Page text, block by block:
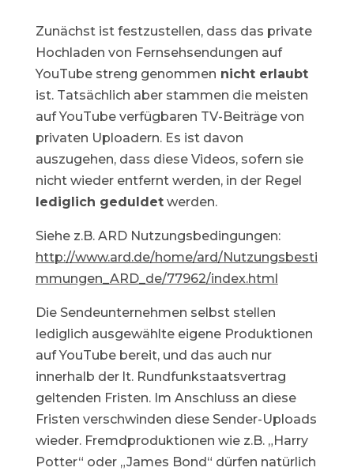
Zunächst ist festzustellen, dass das private
Hochladen von Fernsehsendungen auf
YouTube streng genommen nicht erlaubt
ist. Tatsächlich aber stammen die meisten
auf YouTube verfügbaren TV-Beiträge von
privaten Uploadern. Es ist davon
auszugehen, dass diese Videos, sofern sie
nicht wieder entfernt werden, in der Regel
lediglich geduldetwerden.
Siehe z.B. ARD Nutzungsbedingungen:
http://www.ard.de/home/ard/Nutzungsbesti
mmungen_ARD_de/77962/index.html
Die Sendeunternehmen selbst stellen
lediglich ausgewählte eigene Produktionen
auf YouTube bereit, und das auch nur
innerhalb der lt. Rundfunkstaatsvertrag
geltenden Fristen. Im Anschluss an diese
Fristen verschwinden diese Sender-Uploads
wieder. Fremdproduktionen wie z.B. „Harry
Potter“ oder „James Bond“ dürfen natürlich